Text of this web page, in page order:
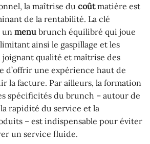
la maîtrise du coûtmatière est
de la rentabilité. La clé
un menu brunch équilibré qui joue
ainsi le gaspillage et les
joignant qualité et maîtrise des
d’offrir une expérience haut de
la facture. Par ailleurs, la formation
spécificités du brunch – autour de
rapidité du service et la
– est indispensable pour éviter
un service fluide.